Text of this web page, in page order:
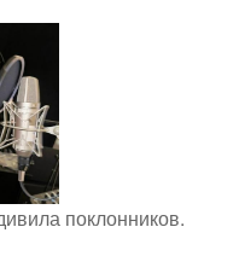
поклонников.